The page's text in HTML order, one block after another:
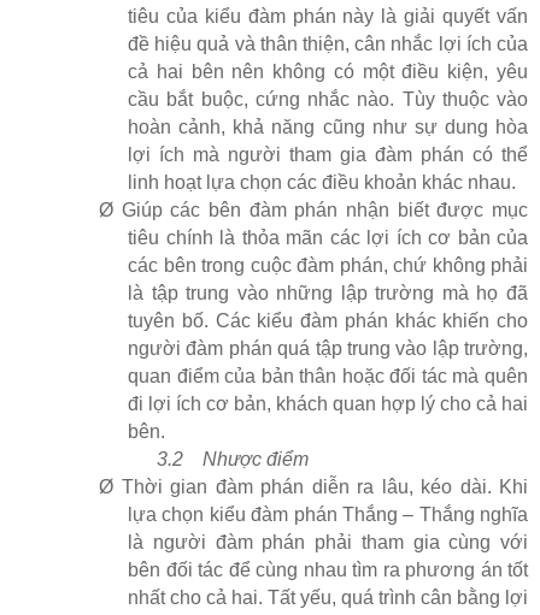
tiêu của kiểu đàm phán này là giải quyết vấn
đề hiệu quả và thân thiện, cân nhắc lợi ích của
cả hai bên nên không có một điều kiện, yêu
cầu bắt buộc, cứng nhắc nào. Tùy thuộc vào
hoàn cảnh, khả năng cũng như sự dung hòa
lợi ích mà người tham gia đàm phán có thể
linh hoạt lựa chọn các điều khoản khác nhau.
Ø Giúp các bên đàm phán nhận biết được mục
tiêu chính là thỏa mãn các lợi ích cơ bản của
các bên trong cuộc đàm phán, chứ không phải
là tập trung vào những lập trường mà họ đã
tuyên bố. Các kiểu đàm phán khác khiến cho
người đàm phán quá tập trung vào lập trường,
quan điểm của bản thân hoặc đối tác mà quên
đi lợi ích cơ bản, khách quan hợp lý cho cả hai
bên.
3.2
Nhược điểm
Ø Thời gian đàm phán diễn ra lâu, kéo dài. Khi
lựa chọn kiểu đàm phán Thắng – Thắng nghĩa
là người đàm phán phải tham gia cùng với
bên đối tác để cùng nhau tìm ra phương án tốt
nhất cho cả hai. Tất yếu, quá trình cân bằng lợi